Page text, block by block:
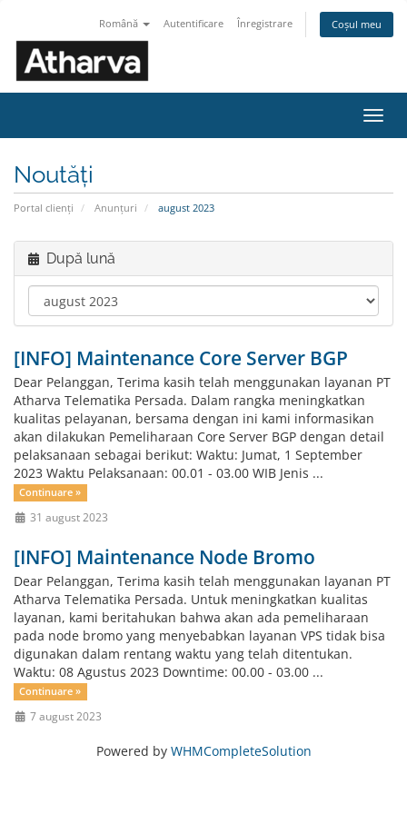
Română Autentificare Înregistrare Coșul meu
Noutăți
Portal clienți Anunțuri august 2023
După lună
[INFO] Maintenance Core Server BGP
Dear Pelanggan, Terima kasih telah menggunakan layanan PT
Atharva Telematika Persada. Dalam rangka meningkatkan
kualitas pelayanan, bersama dengan ini kami informasikan
akan dilakukan Pemeliharaan Core Server BGP dengan detail
pelaksanaan sebagai berikut: Waktu: Jumat, 1 September
2023 Waktu Pelaksanaan: 00.01 - 03.00 WIB Jenis ...
Continuare »
31 august 2023
[INFO] Maintenance Node Bromo
Dear Pelanggan, Terima kasih telah menggunakan layanan PT
Atharva Telematika Persada. Untuk meningkatkan kualitas
layanan, kami beritahukan bahwa akan ada pemeliharaan
pada node bromo yang menyebabkan layanan VPS tidak bisa
digunakan dalam rentang waktu yang telah ditentukan.
Waktu: 08 Agustus 2023 Downtime: 00.00 - 03.00 ...
Continuare »
7 august 2023
Powered by WHMCompleteSolution